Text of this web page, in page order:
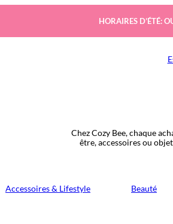
HORAIRES D’ÉTÉ:
Chez Cozy Bee, chaque
être, accessoires ou
Accessoires & Lifestyle Beauté